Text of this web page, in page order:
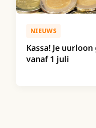
NIEUWS
Kassa! Je
vanaf 1 juli